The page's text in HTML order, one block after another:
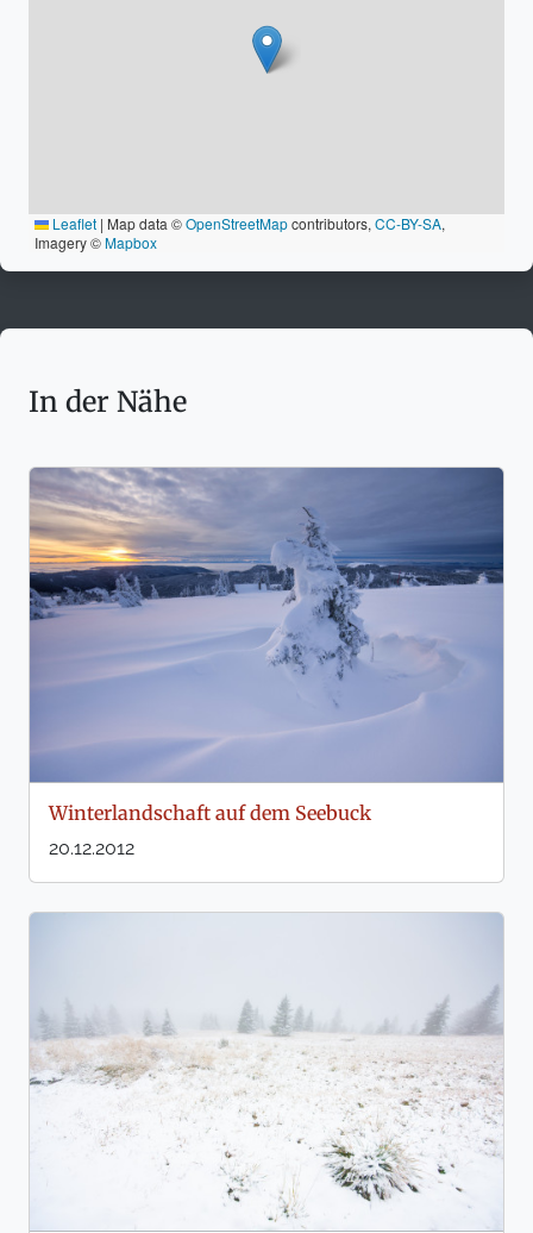
Leaflet | Map data ©OpenStreetMapcontributors, CC-BY-SA,
Imagery ©Mapbox
In der Nähe
Winterlandschaft auf dem Seebuck
20.12.2012